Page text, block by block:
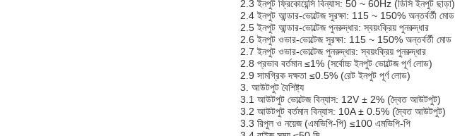
2.3 ইনপুট ফ্রিকোয়েন্সি বিন্যাস: 50 ~ 60Hz (ডিসি ইনপুট ছাড়া)
2.4 ইনপুট আন্ডার-ভোল্টেজ সুরক্ষা: 115 ~ 150% অন্তর্বর্তী মোড
2.5 ইনপুট আন্ডার-ভোল্টেজ পুনরুদ্ধার: স্বয়ংক্রিয় পুনরুদ্ধার
2.6 ইনপুট ওভার-ভোল্টেজ সুরক্ষা: 115 ~ 150% অন্তর্বর্তী মোড
2.7 ইনপুট ওভার-ভোল্টেজ পুনরুদ্ধার: স্বয়ংক্রিয় পুনরুদ্ধার
2.8 প্রভাব বর্তমান ≤1% (সর্বোচ্চ ইনপুট ভোল্টেজ পূর্ণ লোড)
2.9 সামগ্রিক দক্ষতা ≤0.5% (রেট ইনপুট পূর্ণ লোড)
3. আউটপুট বৈশিষ্ট্য
3.1 আউটপুট ভোল্টেজ বিন্যাস: 12V ± 2% (দ্বৈত আউটপুট)
3.2 আউটপুট বর্তমান বিন্যাস: 10A ± 0.5% (দ্বৈত আউটপুট)
3.3 রিপুল ও নয়েজ (এমভিপি-পি) ≤100 এমভিপি-পি